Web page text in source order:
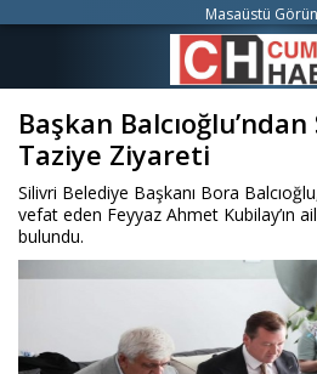
Başkan
Taziye Ziyareti
Silivri Belediye Başkanı Bora
vefat eden Feyyaz Ahmet Kubilay’ın
bulundu.
Masaüstü